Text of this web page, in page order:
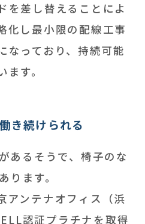
を差し替えることによ
化し最小限の配線工事
なっており、持続可能
す。
き続けられる
あるそうで、椅子のな
ます。
アンテナオフィス（浜
認証プラチナを取得